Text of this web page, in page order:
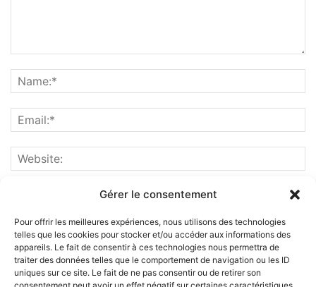
Gérer le consentement
Pour offrir les meilleures expériences, nous utilisons des technologies
telles que les cookies pour stocker et/ou accéder aux informations des
appareils. Le fait de consentir à ces technologies nous permettra de
traiter des données telles que le comportement de navigation ou les ID
uniques sur ce site. Le fait de ne pas consentir ou de retirer son